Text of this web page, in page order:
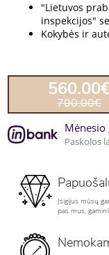
"Lietuvos
inspekcijos"
Kokybės ir
700.00€
Paskolos
Įsigijus mūsų
pas mus,